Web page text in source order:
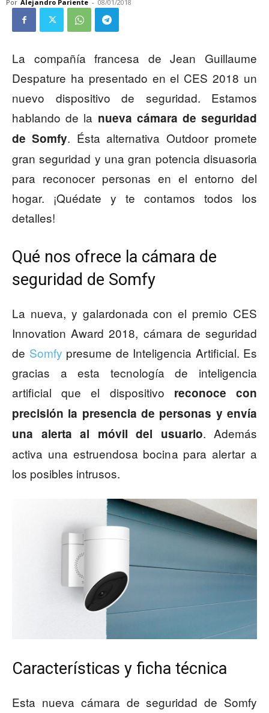
Por Alejandro Pariente - 08/01/2018
La compañía francesa de Jean Guillaume
Despature ha presentado en el CES 2018 un
nuevo dispositivo de seguridad. Estamos
hablando de la nueva cámara de seguridad
de Somfy. Ésta alternativa Outdoor promete
gran seguridad y una gran potencia disuasoria
para reconocer personas en el entorno del
hogar. ¡Quédate y te contamos todos los
detalles!
Qué nos ofrece la cámara de
seguridad de Somfy
La nueva, y galardonada con el premio CES
Innovation Award 2018, cámara de seguridad
de Somfy presume de Inteligencia Artificial. Es
gracias a esta tecnología de inteligencia
artificial que el dispositivo reconoce con
precisión la presencia de personas y envía
una alerta al móvil del usuario. Además
activa una estruendosa bocina para alertar a
los posibles intrusos.
Características y ficha técnica
Esta nueva cámara de seguridad de Somfy